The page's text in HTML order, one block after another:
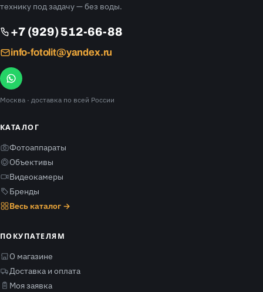
технику под задачу — без воды.
+7 (929) 512-66-88
info-fotolit@yandex.ru
Москва · доставка по всей России
КАТАЛОГ
Фотоаппараты
Объективы
Видеокамеры
Бренды
Весь каталог →
ПОКУПАТЕЛЯМ
О магазине
Доставка и оплата
Моя заявка